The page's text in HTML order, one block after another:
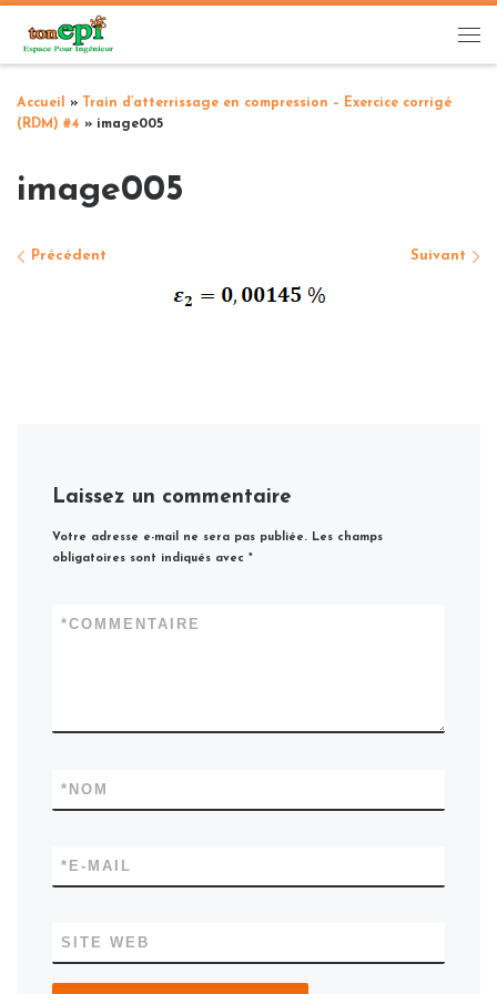
Passer au contenu
Accueil »
Train d’atterrissage en compression – Exercice corrigé
(RDM) #4 » image005
image005
Navigation des images
Précédent Suivant
Laissez un commentaire
Votre adresse e-mail ne sera pas publiée. Les champs
obligatoires sont indiqués avec*
COMMENTAIRE
*
NOM
*
E-MAIL
*
SITE WEB